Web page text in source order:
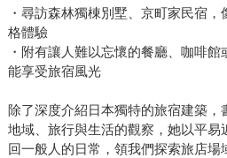
・尋訪森林獨棟別墅、京町家民宿
格體驗
・附有讓人難以忘懷的餐廳、咖啡
能享受旅宿風光
除了深度介紹日本獨特的旅宿建築
地域、旅行與生活的觀察，她以平易
回一般人的日常，領我們探索旅店場